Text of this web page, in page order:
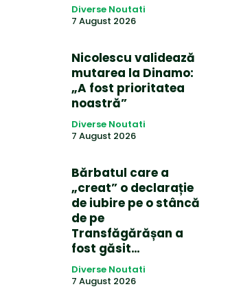
Diverse Noutati
7 August 2026
Nicolescu validează
mutarea la Dinamo:
„A fost prioritatea
noastră”
Diverse Noutati
7 August 2026
Bărbatul care a
„creat” o declarație
de iubire pe o stâncă
de pe
Transfăgărășan a
fost găsit…
Diverse Noutati
7 August 2026